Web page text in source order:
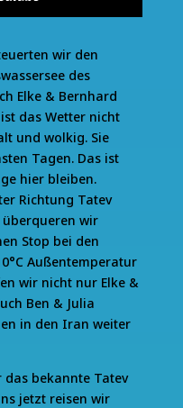
wir den
des
Elke & Bernhard
das Wetter nicht
und wolkig. Sie
Tagen. Das ist
hier bleiben.
Richtung Tatev
überqueren wir
Stop bei den
Außentemperatur
wir nicht nur Elke &
Ben & Julia
in den Iran weiter
bekannte Tatev
jetzt reisen wir